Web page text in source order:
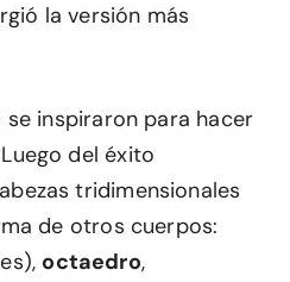
la versión más
se inspiraron para hacer
del éxito
tridimensionales
de otros cuerpos:
octaedro,